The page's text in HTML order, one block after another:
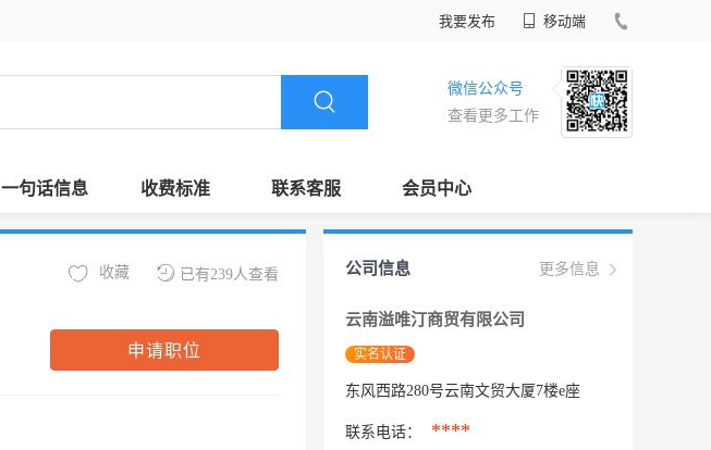
我要发布 移动端
微信公众号
查看更多工作
一句话信息 收费标准 联系客服 会员中心
已有239人查看
收藏
申请职位
更多信息
公司信息
云南溢唯汀商贸有限公司
实名认证
东风西路280号云南文贸大厦7楼e座
联系电话： ****